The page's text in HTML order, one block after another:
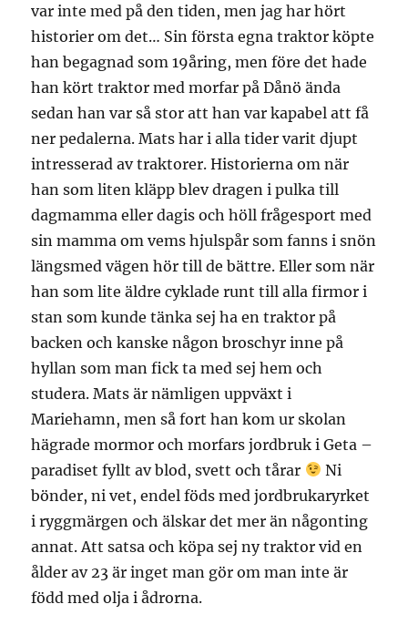
var inte med på den tiden, men jag har hört
historier om det… Sin första egna traktor köpte
han begagnad som 19åring, men före det hade
han kört traktor med morfar på Dånö ända
sedan han var så stor att han var kapabel att få
ner pedalerna. Mats har i alla tider varit djupt
intresserad av traktorer. Historierna om när
han som liten kläpp blev dragen i pulka till
dagmamma eller dagis och höll frågesport med
sin mamma om vems hjulspår som fanns i snön
längsmed vägen hör till de bättre. Eller som när
han som lite äldre cyklade runt till alla firmor i
stan som kunde tänka sej ha en traktor på
backen och kanske någon broschyr inne på
hyllan som man fick ta med sej hem och
studera. Mats är nämligen uppväxt i
Mariehamn, men så fort han kom ur skolan
hägrade mormor och morfars jordbruk i Geta –
paradiset fyllt av blod, svett och tårar
Ni
bönder, ni vet, endel föds med jordbrukaryrket
i ryggmärgen och älskar det mer än någonting
annat. Att satsa och köpa sej ny traktor vid en
ålder av 23 är inget man gör om man inte är
född med olja i ådrorna.